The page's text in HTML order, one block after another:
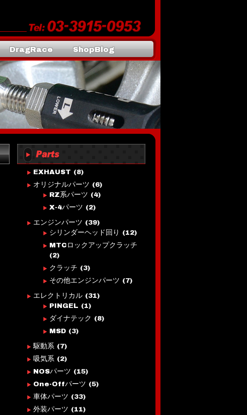
DragRace ShopBlog
EXHAUST (8)
オリジナルパーツ (6)
RZ系パーツ (4)
X-4パーツ (2)
エンジンパーツ (39)
シリンダーヘッド回り (12)
MTCロックアップクラッチ
(2)
クラッチ (3)
その他エンジンパーツ (7)
エレクトリカル (31)
PINGEL (1)
ダイナテック (8)
MSD (3)
駆動系 (7)
吸気系 (2)
NOSパーツ (15)
One-Offパーツ (5)
車体パーツ (33)
外装パーツ (11)